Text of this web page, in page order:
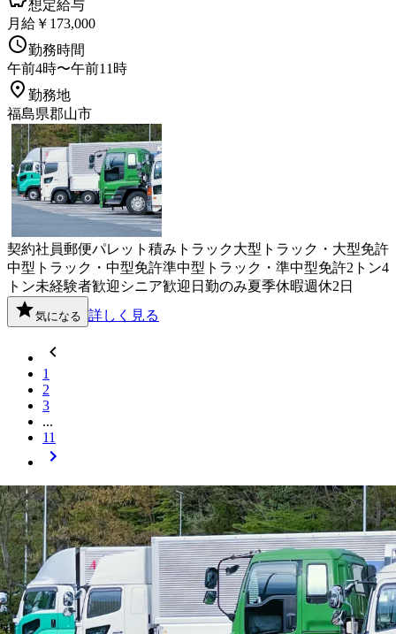
想定給与
月給￥173,000
勤務時間
午前4時〜午前11時
勤務地
福島県郡山市
契約社員郵便パレット積み トラック大型トラック・大型免許
中型トラック・中型免許準中型トラック・準中型免許2トン4
トン未経験者歓迎 シニア歓迎 日勤のみ夏季休暇週休2日
気になる 詳しく見る
1
2
3
...
11
福島県内の市区町村の準中型トラッ
ク・準中型免許ドライバー求人を探す
福島市 会津若松市 郡山市いわき市白河市須賀川市 喜多方市相
馬市二本松市南相馬市伊達市本宮市安達郡大玉村岩瀬郡鏡石
町南会津郡下郷町河沼郡柳津町大沼郡会津美里町西白河郡西
郷村西白河郡中島村 西白河郡矢吹町東白川郡塙町石川郡石川